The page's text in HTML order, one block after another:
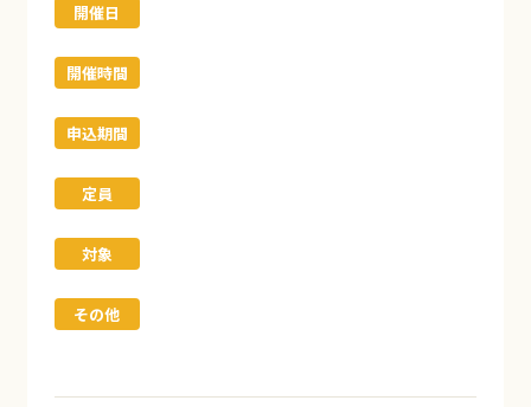
開催日
開催時間
申込期間
定員
対象
その他